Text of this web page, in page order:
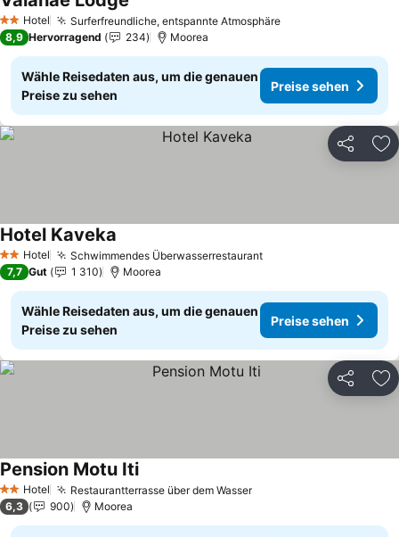
2 Sterne
Hotel Surferfreundliche, entspannte AtmosphärePreise sehen
8,9 Hervorragend 234 Moorea
Wähle Reisedaten aus, um die genauen
Preise zu sehen
Preise sehen
Teilen
2 Sterne
Hotel Schwimmendes ÜberwasserrestaurantPreise sehen
Hotel Kaveka
7,7 Gut 1 310 Moorea
Wähle Reisedaten aus, um die genauen
Preise zu sehen
Preise sehen
Teilen
2 Sterne
Hotel Restaurantterrasse über dem WasserPreise sehen
Pension Motu ItiPreise sehen
6,3 900 Moorea